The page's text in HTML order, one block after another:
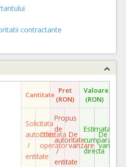
contractante
Cantitate Pret
(RON)
Valoare
(RON)
Solicitata
autoritate
/
entitate
Ofertata
operator
Propus
de
autoritate
/
entitate
De
vanzare
Estimata
cumparare
directa
De
vanzare